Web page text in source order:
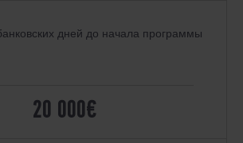
дней до начала программы
20 000€